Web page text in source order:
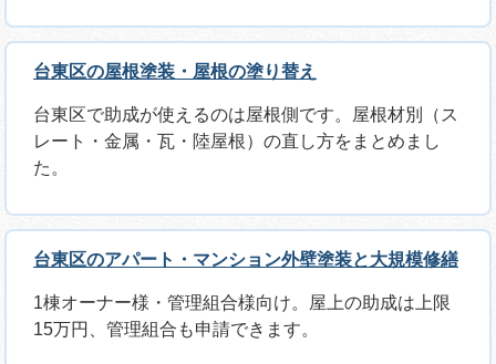
台東区の屋根塗装・屋根の塗り替え
台東区で助成が使えるのは屋根側です。屋根材別（ス
レート・金属・瓦・陸屋根）の直し方をまとめまし
た。
台東区のアパート・マンション外壁塗装と大規模修繕
1棟オーナー様・管理組合様向け。屋上の助成は上限
15万円、管理組合も申請できます。